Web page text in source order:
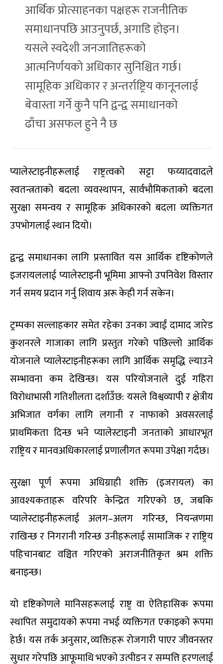
आर्थिक प्रोत्साहनका पक्षहरू राजनीतिक
समाधानपछि आउनुपर्छ, अगाडि होइन।
यसले स्वदेशी जनजातिहरूको
आत्मनिर्णयको अधिकार सुनिश्चित गर्छ।
सामूहिक अधिकार र अन्तर्राष्ट्रिय कानूनलाई
बेवास्ता गर्ने कुनै पनि द्वन्द्व समाधानको
ढाँचा असफल हुने नै छ
प्यालेस्टाइनीहरूलाई राष्ट्रत्वको सट्टा फय्यादवादले
स्वतन्त्रताको बदला व्यवस्थापन, सार्वभौमिकताको बदला
सुरक्षा समन्वय र सामूहिक अधिकारको बदला व्यक्तिगत
उपभोगलाई स्थान दियो।
द्वन्द्व समाधानका लागि प्रस्तावित यस आर्थिक दृष्टिकोणले
इजरायललाई प्यालेस्टाइनी भूमिमा आफ्नो उपनिवेश विस्तार
गर्न समय प्रदान गर्नु शिवाय अरू केही गर्न सकेन।
ट्रम्पका सल्लाहकार समेत रहेका उनका ज्वाईं दामाद जारेड
कुशनरले गाजाका लागि प्रस्तुत गरेको पछिल्लो आर्थिक
योजनाले प्यालेस्टाइनीहरूका लागि आर्थिक समृद्धि ल्याउने
सम्भावना कम देखिन्छ। यस परियोजनाले दुई गहिरा
विरोधाभासी गतिशीलता दर्शाउँछ: यसले विश्वव्यापी र क्षेत्रीय
अभिजात वर्गका लागि लगानी र नाफाको अवसरलाई
प्राथमिकता दिन्छ भने प्यालेस्टाइनी जनताको आधारभूत
राष्ट्रिय र मानवअधिकारलाई प्रणालीगत रूपमा उपेक्षा गर्दछ।
सुरक्षा पूर्ण रूपमा अधिग्राही शक्ति (इजरायल) का
आवश्यकताहरू वरिपरि केन्द्रित गरिएको छ, जबकि
प्यालेस्टाइनीहरूलाई अलग–अलग गरिन्छ, नियन्त्रणमा
राखिन्छ र निगरानी गरिन्छ उनीहरूलाई सामाजिक र राष्ट्रिय
पहिचानबाट वञ्चित गरिएको अराजनीतिकृत श्रम शक्ति
बनाइन्छ।
यो दृष्टिकोणले मानिसहरूलाई राष्ट्र वा ऐतिहासिक रूपमा
स्थापित समुदायको रूपमा नभई व्यक्तिगत एकाइको रूपमा
हेर्छ। यस तर्क अनुसार, व्यक्तिहरू रोजगारी पाएर जीवनस्तर
सुधार गरेपछि आफूमाथि भएको उत्पीडन र सम्पत्ति हरणलाई